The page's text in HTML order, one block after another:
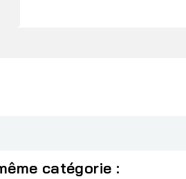
catégorie :